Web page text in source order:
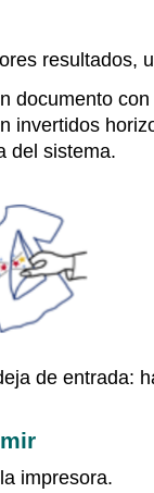
resultados,
documento
invertidos
del sistema.
de entrada:
impresora.